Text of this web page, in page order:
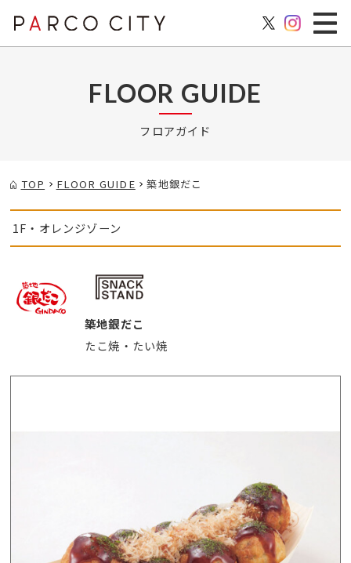
FLOOR GUIDE
フロアガイド
TOP FLOOR GUIDE 築地銀だこ
1F・オレンジゾーン
築地銀だこ
たこ焼・たい焼